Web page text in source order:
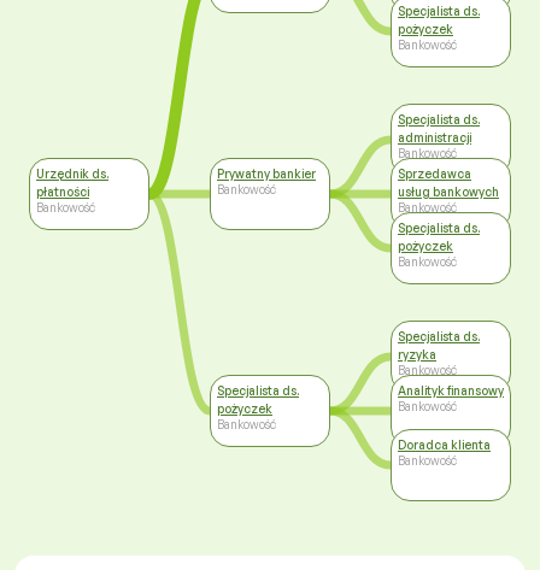
Urzędnik ds.
płatności
Bankowość
Prywatny bankier
Bankowość
Specjalista ds.
pożyczek
Bankowość
Specjalista ds.
pożyczek
Bankowość
Specjalista ds.
administracji
Bankowość
Sprzedawca
usług bankowych
Bankowość
Specjalista ds.
pożyczek
Bankowość
Specjalista ds.
ryzyka
Bankowość
Analityk finansowy
Bankowość
Doradca klienta
Bankowość